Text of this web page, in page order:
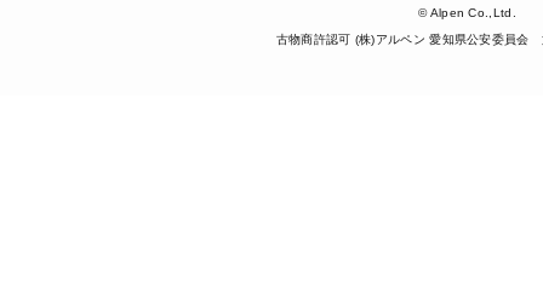
© Alpen Co.,Ltd.
古物商許認可 (株)アルペン 愛知県公安委員